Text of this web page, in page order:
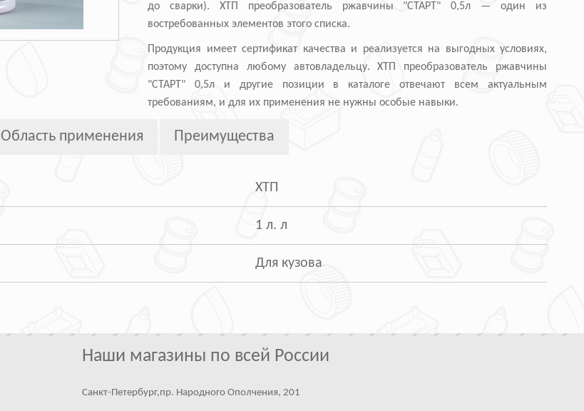
до сварки). ХТП преобразователь ржавчины "СТАРТ" 0,5л — один из
востребованных элементов этого списка.
Продукция имеет сертификат качества и реализуется на выгодных условиях,
поэтому доступна любому автовладельцу. ХТП преобразователь ржавчины
"СТАРТ" 0,5л и другие позиции в каталоге отвечают всем актуальным
требованиям, и для их применения не нужны особые навыки.
Область применения Преимущества
ХТП
1 л. л
Для кузова
Наши магазины по всей России
Санкт-Петербург,пр. Народного Ополчения, 201